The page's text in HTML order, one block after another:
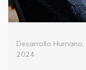
Categorías
Desarrollo Humano,
2024